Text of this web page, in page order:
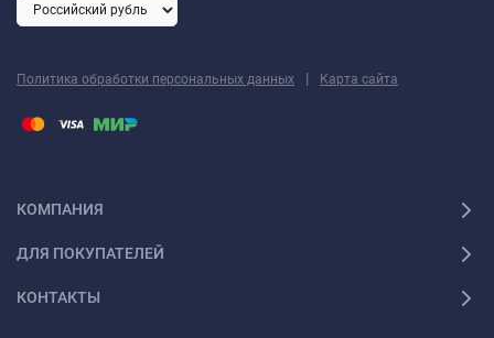
Политика обработки персональных данных | Карта сайта
КОМПАНИЯ
ДЛЯ ПОКУПАТЕЛЕЙ
КОНТАКТЫ